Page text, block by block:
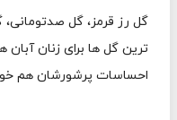
گل رز قرمز، گل
ترین گل ها برای زنان آبان
احساسات پرشورشان هم